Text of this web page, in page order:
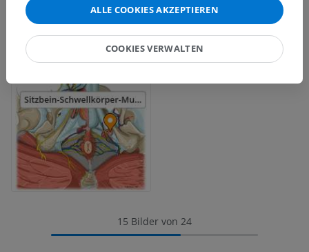
15 Bilder von 24
ALLE COOKIES AKZEPTIEREN
COOKIES VERWALTEN